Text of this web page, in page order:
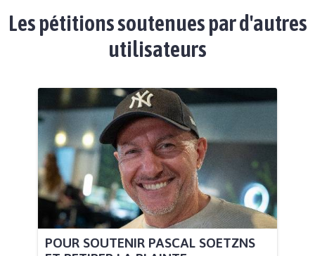
Les pétitions soutenues par d'autres
utilisateurs
POUR SOUTENIR PASCAL SOETZNS